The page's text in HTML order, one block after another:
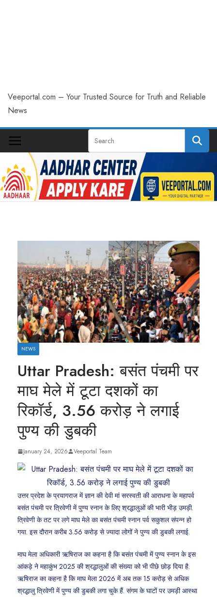
Veeportal.com – Your Trusted Source for Truth and Reliable
News
NEWS
Uttar Pradesh: बसंत पंचमी पर
माघ मेले में टूटा दशकों का
रिकॉर्ड, 3.56 करोड़ ने लगाई
पुण्य की डुबकी
January 24, 2026 Veeportal Team
उत्तर प्रदेश के प्रयागराज में ज्ञान की देवी मां सरस्वती की आराधना के महापर्व
बसंत पंचमी पर त्रिवेणी में पुण्य स्नान के लिए श्रद्धालुओं की भारी भीड़ उमड़ी.
त्रिवेणी के तट पर लगे माघ मेले का बसंत पंचमी स्नान पर्व सकुशल संपन्न हो
गया. इस दौरान करीब 3.56 करोड़ से ज्यादा लोगों ने पुण्य की डुबकी लगाई.
माघ मेला अधिकारी ऋषिराज का कहना है कि बसंत पंचमी में पुण्य स्नान के इस
आंकड़े ने महाकुंभ 2025 की श्रद्धालुओं की संख्या को भी पीछे छोड़ दिया है.
ऋषिराज का कहना है कि माघ मेला 2026 में अब तक 15 करोड़ से अधिक
श्रद्धालु त्रिवेणी में पुण्य की डुबकी लगा चुके हैं. संगम के घाटों पर उमड़ी आस्था